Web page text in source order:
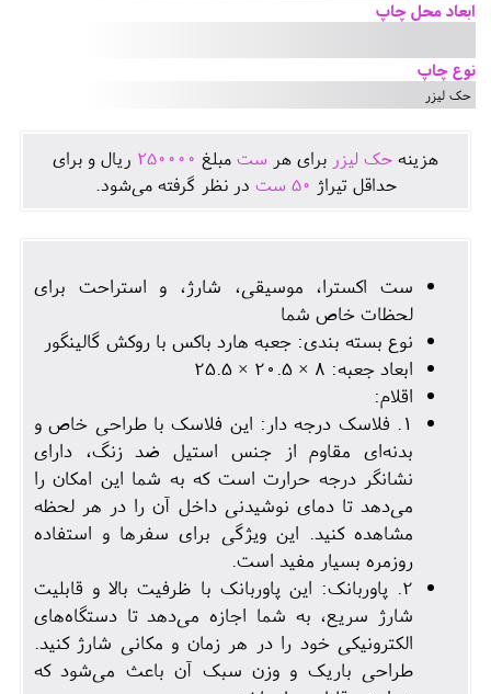
ابعاد محل چاپ
نوع چاپ
حک لیزر
هزينه حک لیزر برای هر ست مبلغ 250000 ريال و برای
حداقل تيراژ 50 ست در نظر گرفته می‌شود.
ست اکسترا، موسیقی، شارژ، و استراحت برای
لحظات خاص شما
نوع بسته بندی: جعبه هارد باکس با روکش گالینگور
ابعاد جعبه: 8 × 20.5 × 25.5
اقلام:
1. فلاسک درجه دار: این فلاسک با طراحی خاص و
بدنه‌ای مقاوم از جنس استیل ضد زنگ، دارای
نشانگر درجه حرارت است که به شما این امکان را
می‌دهد تا دمای نوشیدنی داخل آن را در هر لحظه
مشاهده کنید. این ویژگی برای سفرها و استفاده
روزمره بسیار مفید است.
2. پاوربانک: این پاوربانک با ظرفیت بالا و قابلیت
شارژ سریع، به شما اجازه می‌دهد تا دستگاه‌های
الکترونیکی خود را در هر زمان و مکانی شارژ کنید.
طراحی باریک و وزن سبک آن باعث می‌شود که